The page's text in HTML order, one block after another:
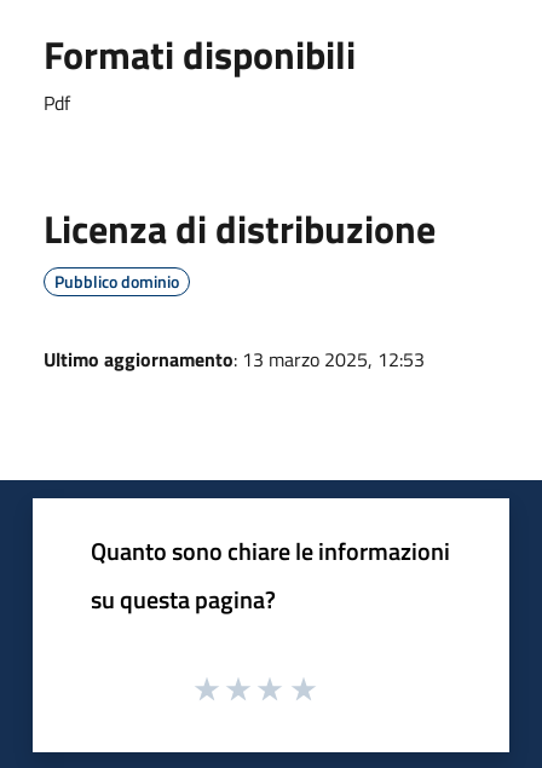
Formati disponibili
Pdf
Licenza di distribuzione
Pubblico dominio
Ultimo aggiornamento: 13 marzo 2025, 12:53
Quanto sono chiare le informazioni
su questa pagina?